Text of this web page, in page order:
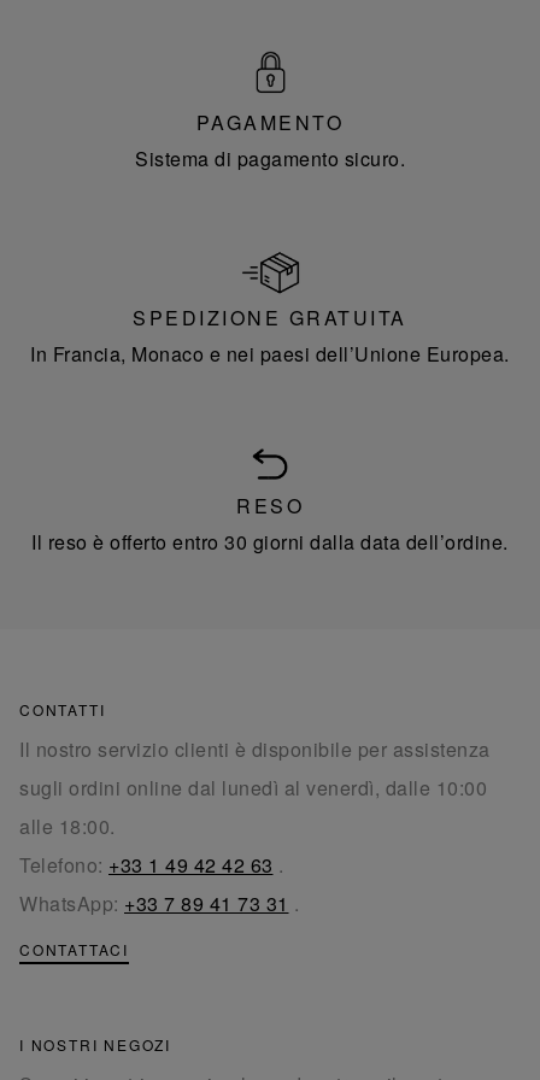
PAGAMENTO
Sistema di pagamento sicuro.
SPEDIZIONE GRATUITA
In Francia, Monaco e nei paesi dell’Unione Europea.
RESO
Il reso è offerto entro 30 giorni dalla data dell’ordine.
CONTATTI
Il nostro servizio clienti è disponibile per assistenza
sugli ordini online dal lunedì al venerdì, dalle 10:00
alle 18:00.
Telefono: +33 1 49 42 42 63 .
WhatsApp: +33 7 89 41 73 31 .
CONTATTACI
I NOSTRI NEGOZI